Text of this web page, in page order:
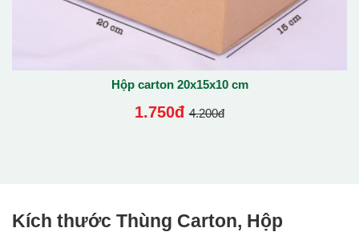
Hộp carton 20x15x10 cm
1.750đ 4.200đ
Kích thước Thùng Carton, Hộp